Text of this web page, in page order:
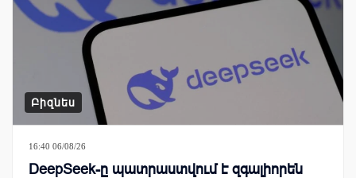
Բիզնես
16:40 06/08/26
DeepSeek-ը պատրաստվում է զգալիորեն